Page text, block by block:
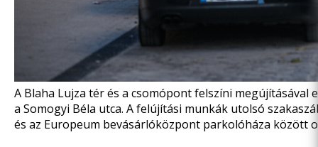
A Blaha Lujza tér és a csomópont felszíni
a Somogyi Béla utca. A felújítási munkák utolsó
és az Europeum bevásárlóközpont parkolóháza